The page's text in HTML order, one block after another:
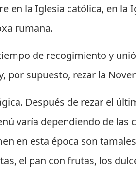
en la Iglesia católica, en
rumana.
de recogimiento y
por supuesto, rezar la
Después de rezar el
varía dependiendo de
en esta época son
el pan con frutas, los